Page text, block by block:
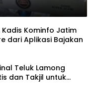
Kadis Kominfo Jatim
dari Aplikasi Bajakan
Teluk Lamong
dan Takjil untuk